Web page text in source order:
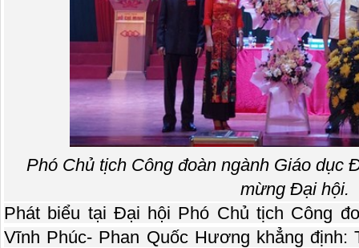
Phó Chủ tịch Công đoàn ngành Giáo dục
mừng Đại hội.
Phát biểu tại Đại hội Phó Chủ tịch Công
Vĩnh Phúc- Phan Quốc Hương khẳng định: